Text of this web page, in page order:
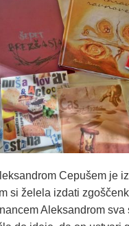
Cepušem je
si želela izdati
Aleksandrom